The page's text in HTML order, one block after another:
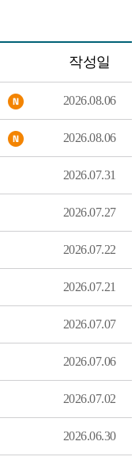
작성일
2026.08.06
2026.08.06
2026.07.31
2026.07.27
2026.07.22
2026.07.21
2026.07.07
2026.07.06
2026.07.02
2026.06.30